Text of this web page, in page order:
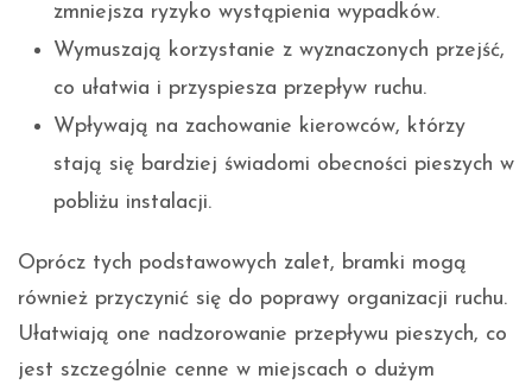
zmniejsza ryzyko wystąpienia wypadków.
Wymuszają korzystanie z wyznaczonych przejść,
co ułatwia i przyspiesza przepływ ruchu.
Wpływają na zachowanie kierowców, którzy
stają się bardziej świadomi obecności pieszych w
pobliżu instalacji.
Oprócz tych podstawowych zalet, bramki mogą
również przyczynić się do poprawy organizacji ruchu.
Ułatwiają one nadzorowanie przepływu pieszych, co
jest szczególnie cenne w miejscach o dużym